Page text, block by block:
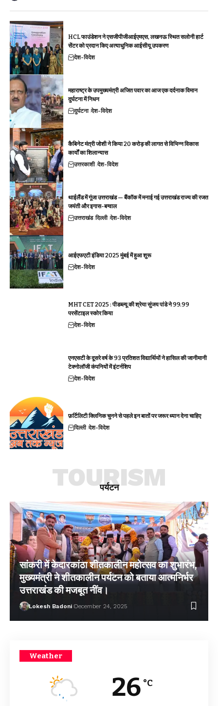
HCL फाउंडेशन ने एसजीपीजीआईएमएस, लखनऊ स्थित सलोनी हार्ट
सेंटर को प्रदान किए अत्याधुनिक आईसीयू उपकरण
देश-विदेश
महाराष्ट्र के उपमुख्यमंत्री अजित पवार का आज एक दर्दनाक विमान
दुर्घटना में निधन
दुर्घटना देश-विदेश
कैबिनेट मंत्री जोशी ने किया 20 करोड़ की लागत से विभिन्न विकास
कार्यों का शिलान्यास
उत्तरकाशी देश-विदेश
थाईलैंड में गूंजा उत्तराखंड — बैंकॉक में मनाई गई उत्तराखंड राज्य की रजत
जयंती और इगास-बग्वाल
उत्तराखंड दिल्ली देश-विदेश
आईएफएटी इंडिया 2025 मुंबई में हुआ शुरू
देश-विदेश
MHT CET 2025 : पीडब्ल्यू की श्रेया सुंजय पांडे ने 99.99
परसेंटाइल स्कोर किया
देश-विदेश
एनएसटी के दूसरे वर्ष के 93 प्रतिशत विद्यार्थियों ने हासिल की जानीमानी
टेक्नोलॉजी कंपनियों में इंटर्नशिप
देश-विदेश
फ़र्टिलिटी क्लिनिक चुनने से पहले इन बातों पर जरूर ध्यान देना चाहिए
दिल्ली देश-विदेश
पर्यटन
TOURISM
सांकरी में केदारकांठा शीतकालीन महोत्सव का शुभारंभ,
मुख्यमंत्री ने शीतकालीन पर्यटन को बताया आत्मनिर्भर
उत्तराखंड की मजबूत नींव।
Lokesh Badoni December 24, 2025
Weather
26 °C